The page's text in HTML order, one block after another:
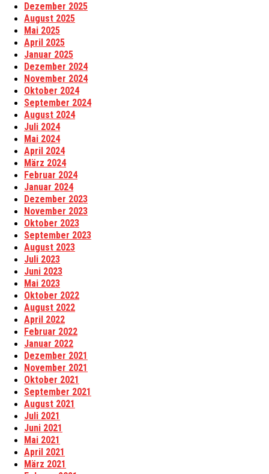
Dezember 2025
August 2025
Mai 2025
April 2025
Januar 2025
Dezember 2024
November 2024
Oktober 2024
September 2024
August 2024
Juli 2024
Mai 2024
April 2024
März 2024
Februar 2024
Januar 2024
Dezember 2023
November 2023
Oktober 2023
September 2023
August 2023
Juli 2023
Juni 2023
Mai 2023
Oktober 2022
August 2022
April 2022
Februar 2022
Januar 2022
Dezember 2021
November 2021
Oktober 2021
September 2021
August 2021
Juli 2021
Juni 2021
Mai 2021
April 2021
März 2021